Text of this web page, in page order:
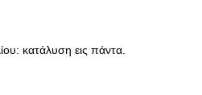
κατάλυση εις πάντα.